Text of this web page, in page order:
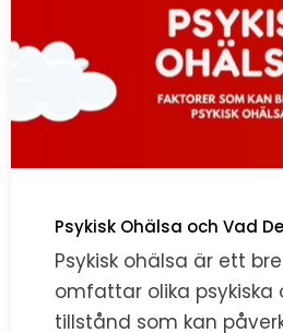
Psykisk Ohälsa och Vad
Psykisk ohälsa är ett
omfattar olika
tillstånd som kan